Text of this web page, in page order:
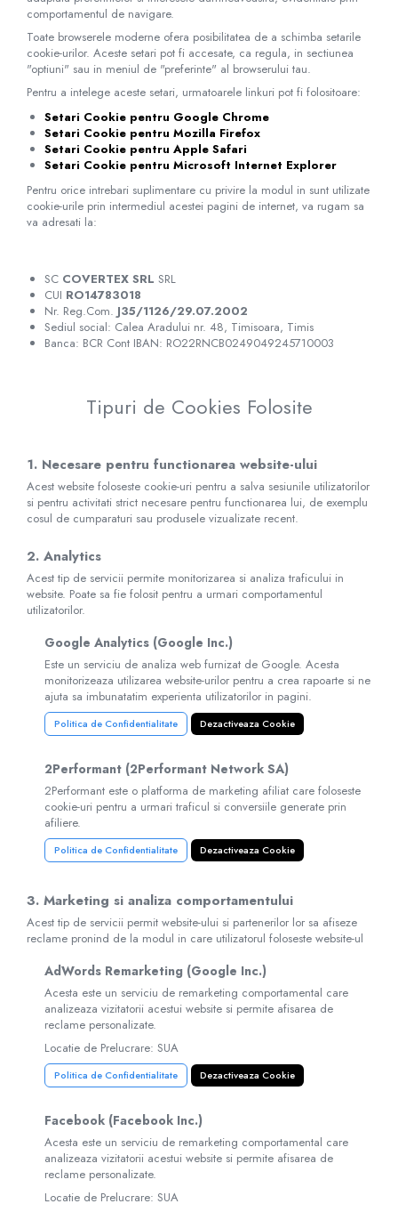
comportamentul de navigare.
Toate browserele moderne ofera posibilitatea de a schimba setarile
cookie-urilor. Aceste setari pot fi accesate, ca regula, in sectiunea
"optiuni" sau in meniul de "preferinte" al browserului tau.
Pentru a intelege aceste setari, urmatoarele linkuri pot fi folositoare:
Setari Cookie pentru Google Chrome
Setari Cookie pentru Mozilla Firefox
Setari Cookie pentru Apple Safari
Setari Cookie pentru Microsoft Internet Explorer
Pentru orice intrebari suplimentare cu privire la modul in sunt utilizate
cookie-urile prin intermediul acestei pagini de internet, va rugam sa
va adresati la:
SC COVERTEX SRL SRL
CUI RO14783018
Nr. Reg.Com. J35/1126/29.07.2002
Sediul social: Calea Aradului nr. 48, Timisoara, Timis
Banca: BCR Cont IBAN: RO22RNCB0249049245710003
Tipuri de Cookies Folosite
1. Necesare pentru functionarea website-ului
Acest website foloseste cookie-uri pentru a salva sesiunile utilizatorilor
si pentru activitati strict necesare pentru functionarea lui, de exemplu
cosul de cumparaturi sau produsele vizualizate recent.
2. Analytics
Acest tip de servicii permite monitorizarea si analiza traficului in
website. Poate sa fie folosit pentru a urmari comportamentul
utilizatorilor.
Google Analytics (Google Inc.)
Este un serviciu de analiza web furnizat de Google. Acesta
monitorizeaza utilizarea website-urilor pentru a crea rapoarte si ne
ajuta sa imbunatatim experienta utilizatorilor in pagini.
Politica de Confidentialitate Dezactiveaza Cookie
2Performant (2Performant Network SA)
2Performant este o platforma de marketing afiliat care foloseste
cookie-uri pentru a urmari traficul si conversiile generate prin
afiliere.
Politica de Confidentialitate Dezactiveaza Cookie
3. Marketing si analiza comportamentului
Acest tip de servicii permit website-ului si partenerilor lor sa afiseze
reclame pronind de la modul in care utilizatorul foloseste website-ul
AdWords Remarketing (Google Inc.)
Acesta este un serviciu de remarketing comportamental care
analizeaza vizitatorii acestui website si permite afisarea de
reclame personalizate.
Locatie de Prelucrare: SUA
Politica de Confidentialitate Dezactiveaza Cookie
Facebook (Facebook Inc.)
Acesta este un serviciu de remarketing comportamental care
analizeaza vizitatorii acestui website si permite afisarea de
reclame personalizate.
Locatie de Prelucrare: SUA